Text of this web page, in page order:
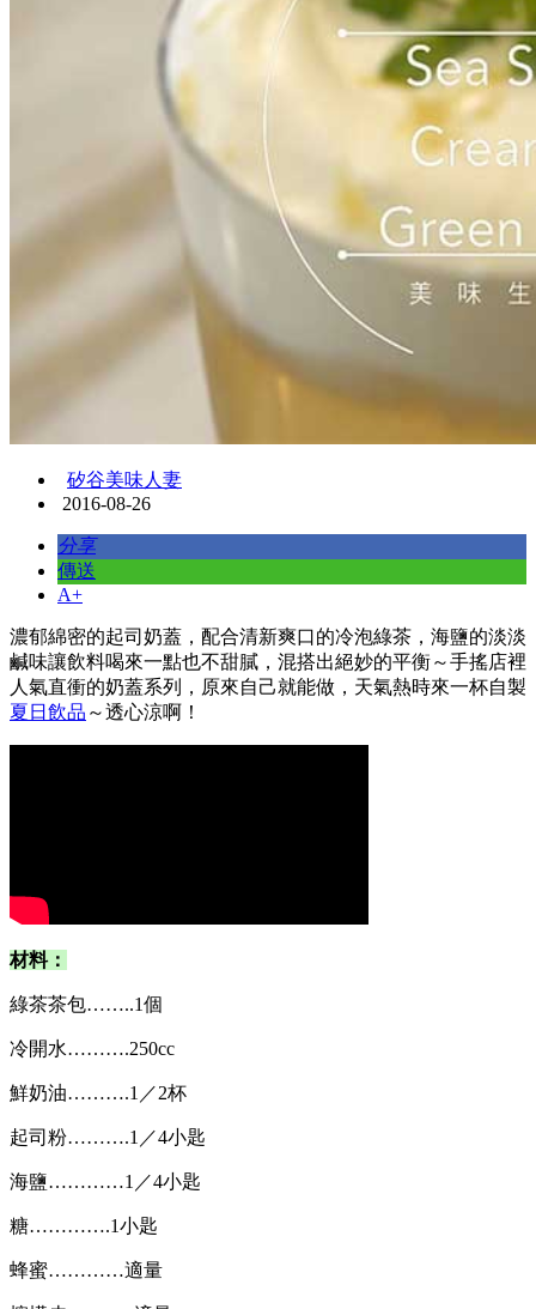
矽谷美味人妻
2016-08-26
分享
傳送
A+
濃郁綿密的起司奶蓋，配合清新爽口的冷泡綠茶，海鹽的淡淡
鹹味讓飲料喝來一點也不甜膩，混搭出絕妙的平衡～手搖店裡
人氣直衝的奶蓋系列，原來自己就能做，天氣熱時來一杯自製
夏日飲品 ～透心涼啊！
材料：
​綠茶茶包……..1個
冷開水……….250cc
鮮奶油……….1／2杯
起司粉……….1／4小匙
海鹽…………1／4小匙
糖………….1小匙
蜂蜜…………適量